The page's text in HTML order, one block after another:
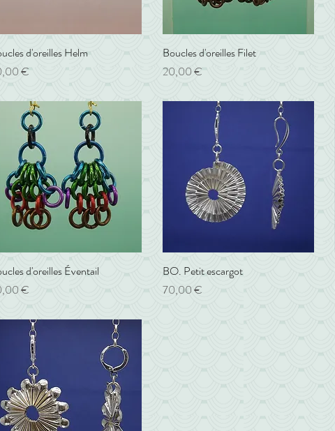
Aperçu rapide
d'oreilles Helm
€
Aperçu rapide
Boucles d'oreilles Filet
Prix
20,00 €
Aperçu rapide
d'oreilles Éventail
€
Aperçu rapide
BO. Petit escargot
Prix
70,00 €